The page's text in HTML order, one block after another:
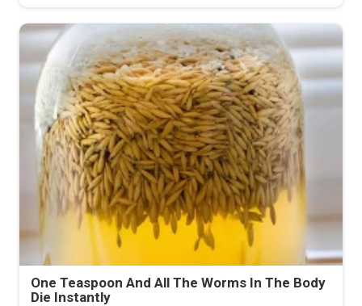
One Teaspoon And All The Worms In The Body
Die Instantly